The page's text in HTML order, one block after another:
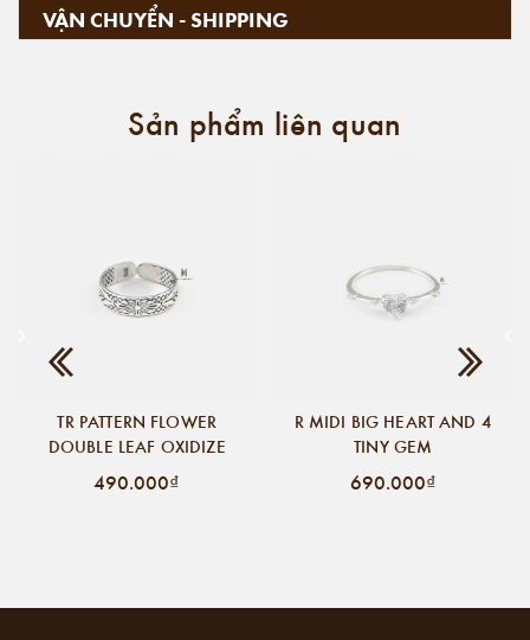
VẬN CHUYỂN - SHIPPING
Sản phẩm liên quan
TR PATTERN FLOWER
DOUBLE LEAF OXIDIZE
490.000₫
R MIDI BIG HEART AND 4
TINY GEM
690.000₫